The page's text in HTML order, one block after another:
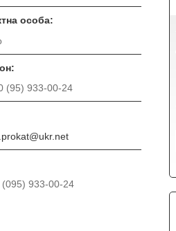
(95) 933-00-24
(095) 933-00-24